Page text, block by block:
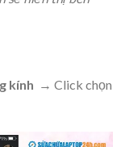
kính → Click chọn